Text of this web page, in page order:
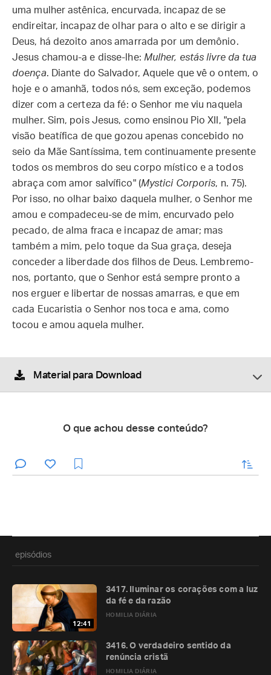
uma mulher astênica, encurvada, incapaz de se
endireitar, incapaz de olhar para o alto e se dirigir a
Deus, há dezoito anos amarrada por um demônio.
Jesus chamou-a e disse-lhe: Mulher, estás livre da tua
doença. Diante do Salvador, Aquele que vê o ontem, o
hoje e o amanhã, todos nós, sem exceção, podemos
dizer com a certeza da fé: o Senhor me viu naquela
mulher. Sim, pois Jesus, como ensinou Pio XII, "pela
visão beatífica de que gozou apenas concebido no
seio da Mãe Santíssima, tem continuamente presente
todos os membros do seu corpo místico e a todos
abraça com amor salvífico" (Mystici Corporis, n. 75).
Por isso, no olhar baixo daquela mulher, o Senhor me
amou e compadeceu-se de mim, encurvado pelo
pecado, de alma fraca e incapaz de amar; mas
também a mim, pelo toque da Sua graça, deseja
conceder a liberdade dos filhos de Deus. Lembremo-
nos, portanto, que o Senhor está sempre pronto a
nos erguer e libertar de nossas amarras, e que em
cada Eucaristia o Senhor nos toca e ama, como
tocou e amou aquela mulher.
Material para Download
O que achou desse conteúdo?
enviar
episódios
12:41
HOMILIA DIÁRIA
3417. Iluminar os corações com a luz
da fé e da razão
HOMILIA DIÁRIA
3416. O verdadeiro sentido da
renúncia cristã